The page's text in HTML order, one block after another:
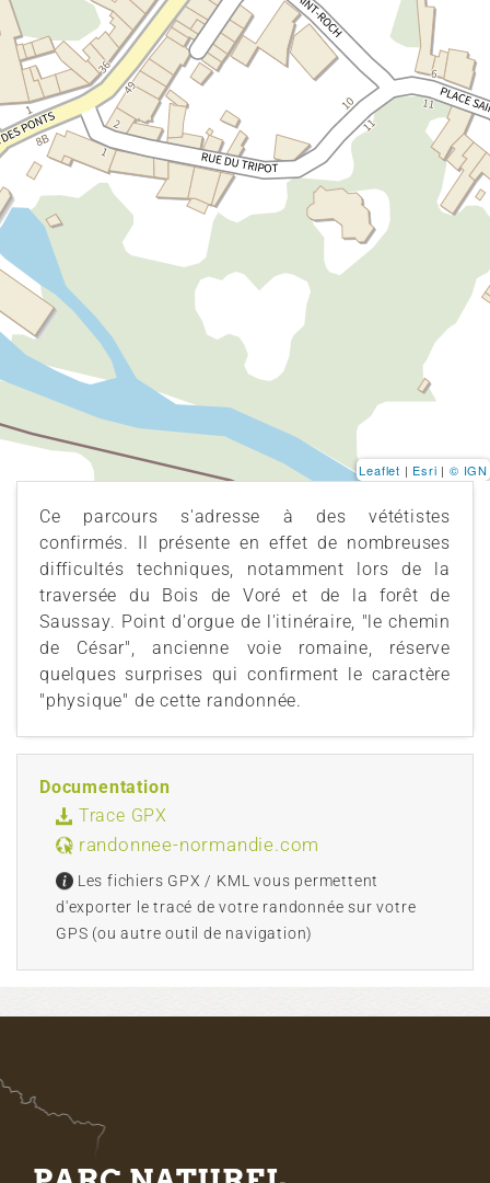
Ce parcours s'adresse à des vététistes
confirmés. Il présente en effet de nombreuses
difficultés techniques, notamment lors de la
traversée du Bois de Voré et de la forêt de
Saussay. Point d'orgue de l'itinéraire, "le chemin
de César", ancienne voie romaine, réserve
quelques surprises qui confirment le caractère
"physique" de cette randonnée.
Documentation
Trace GPX
randonnee-normandie.com
Les fichiers GPX / KML vous permettent
d'exporter le tracé de votre randonnée sur votre
GPS (ou autre outil de navigation)
Leaflet | Esri | © IGN